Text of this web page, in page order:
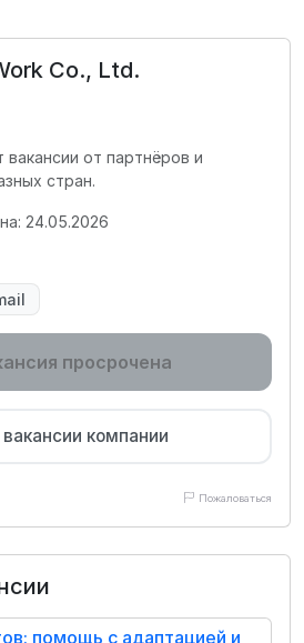
Co., Ltd.
от партнёров и
стран.
24.05.2026
просрочена
компании
Пожаловаться
помощь с адаптацией и